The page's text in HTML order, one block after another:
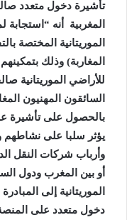
تأشيرة دخول متعدد
المغربية أنه
الموريتانية المختصة
المغاربة) وذلك
للأراضي الموريتانية
السائقون المهنيون
بالحصول على تأشيرة
يؤثر سلبا على نشاطهم
وأرباب شركات النقل
أو بين المغرب ودول
الموريتانية إلى
دخول متعدد على